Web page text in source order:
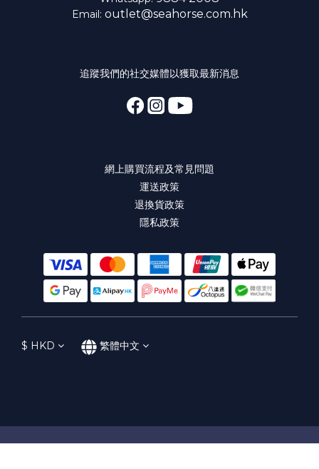
Email: outlet@seahorse.com.hk
追蹤我們的社交媒體以獲取最新消息
網上購買流程及常見問題
運送政策
退換貨政策
隱私政策
$ HKD 繁體中文